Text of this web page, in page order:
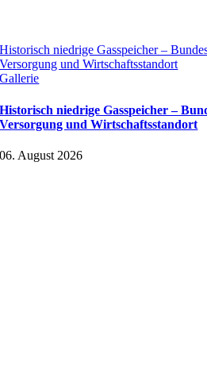
Historisch niedrige Gasspeicher –
Versorgung und Wirtschaftsstandort
Gallerie
Historisch niedrige Gasspeicher –
Versorgung und Wirtschaftsstandort
06. August 2026